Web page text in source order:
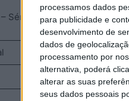
processamos dados
para publicidade e
desenvolvimento de
dados de
processamento por
alternativa, poderá
alterar as suas
seus dados pessoais
Série B – 2ª Jornada –